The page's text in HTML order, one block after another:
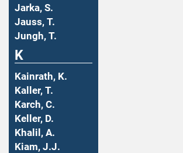
Jarka, S.
Jauss, T.
Jungh, T.
K
Kainrath, K.
Kaller, T.
Karch, C.
Keller, D.
Khalil, A.
Kiam, J.J.